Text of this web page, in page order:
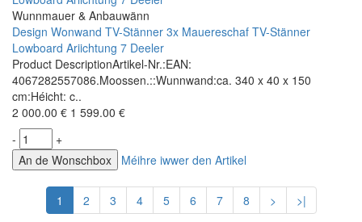
Wunnmauer & Anbauwänn
Design Wonwand TV-Stänner 3x Mauereschaf TV-Stänner
Lowboard Ariichtung 7 Deeler
Product DescriptionArtikel-Nr.:EAN:
4067282557086.Moossen.::Wunnwand:ca. 340 x 40 x 150
cm:Héicht: c..
2 000.00 € 1 599.00 €
-
+
An de Wonschbox
Méihre iwwer den Artikel
1 2 3 4 5 6 7 8 > >|